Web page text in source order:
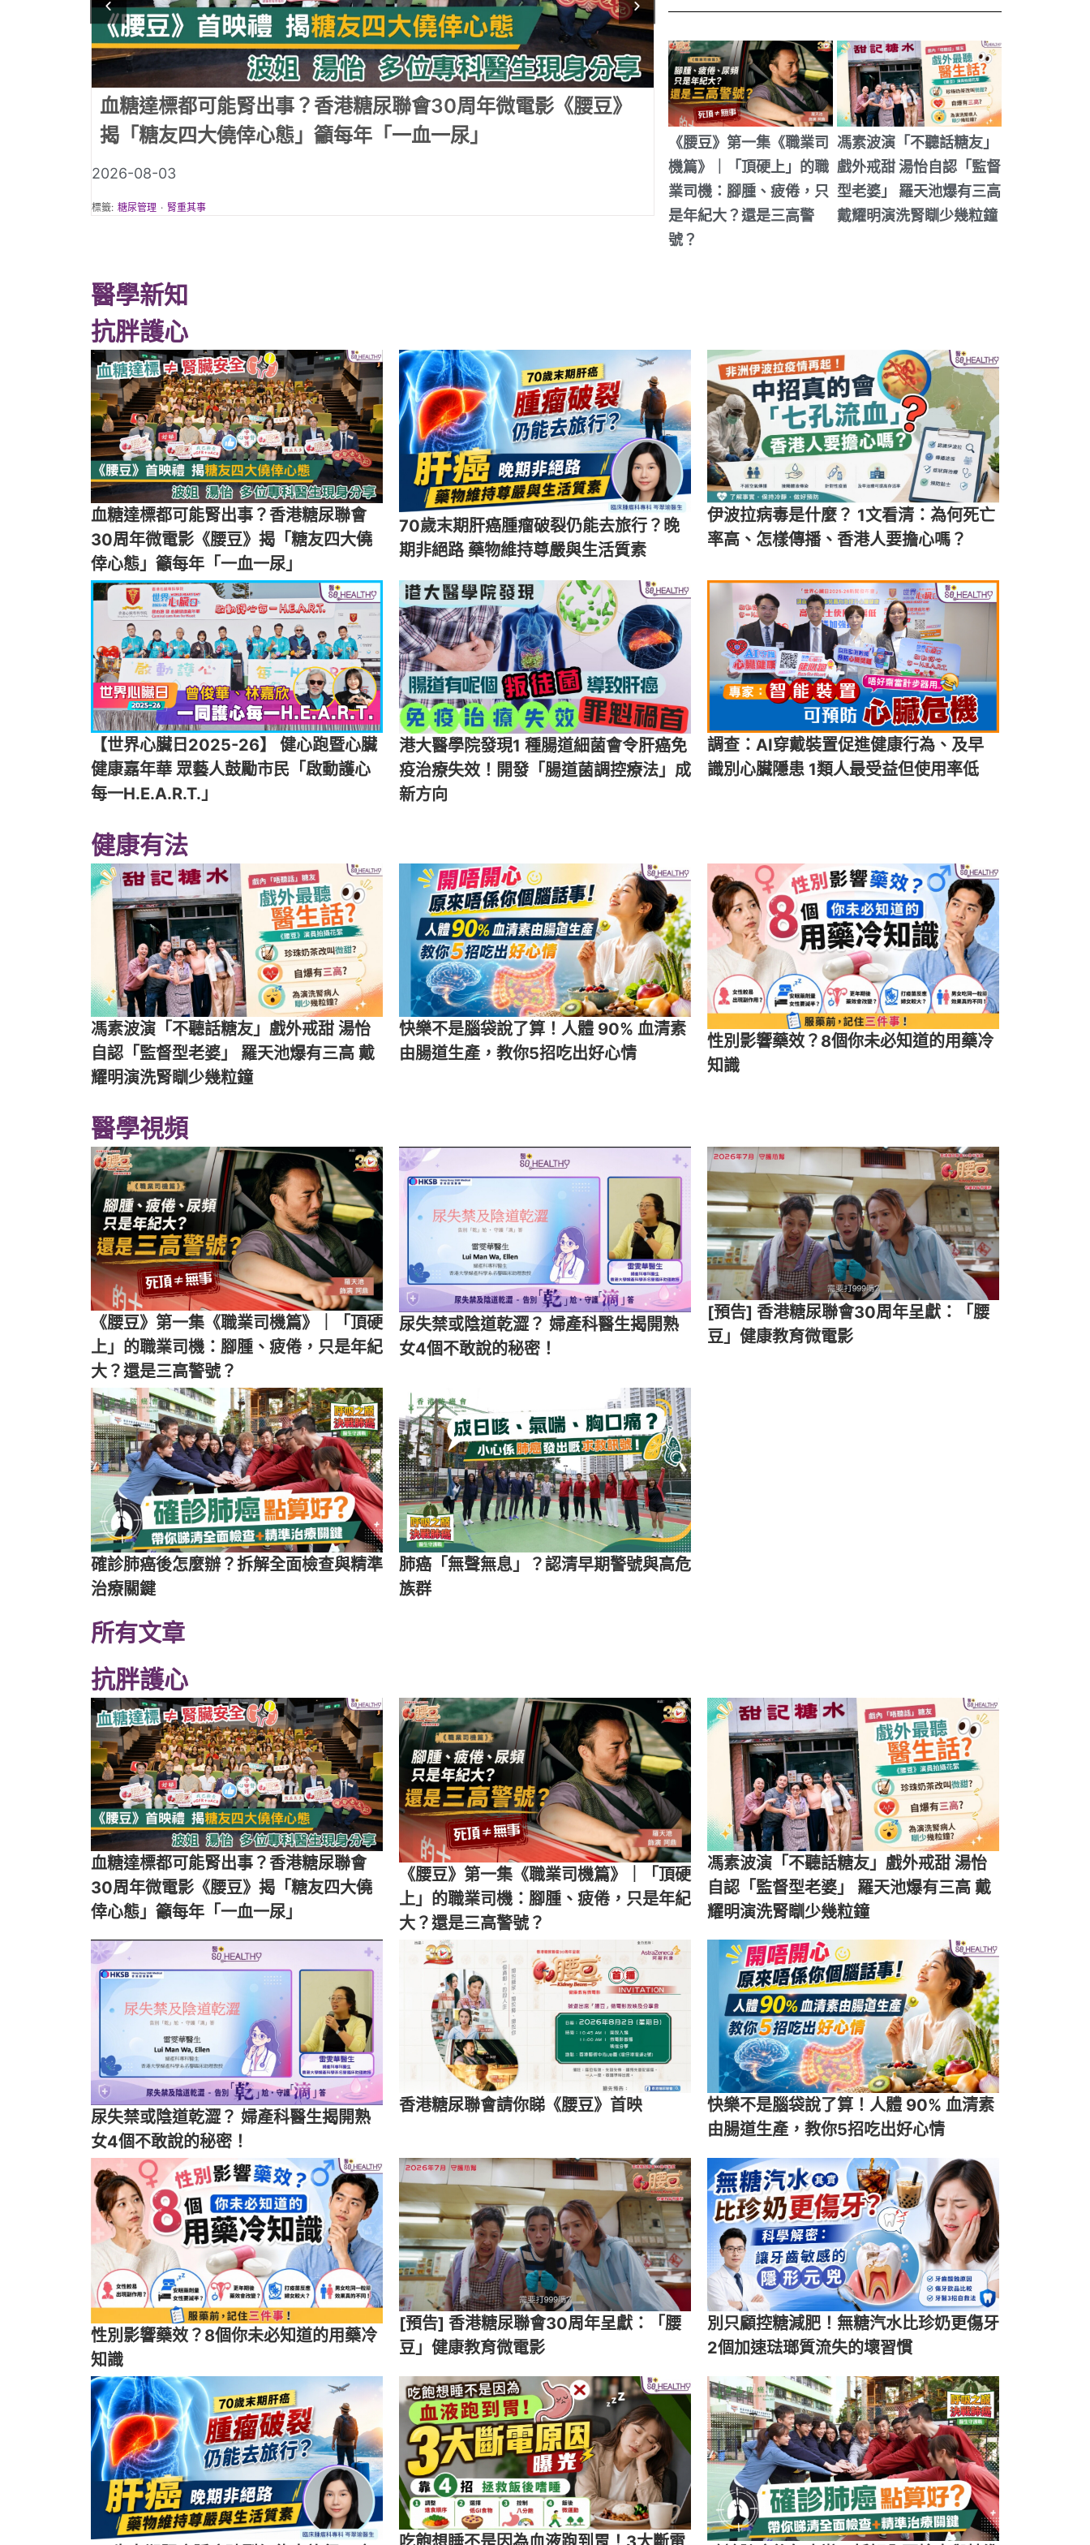
電影《腰豆》
《腰豆》第一集《職業司機篇》｜「頂硬上」的職業司機：腳
腫、疲倦，只是年紀大？還是三高警號？
馮素波演「不聽話糖
天池爆有三高 戴耀明
2026-07-31
標籤: 糖尿管理 · 腎重其事
《腰豆》第一集《職業司
機篇》｜「頂硬上」的職
業司機：腳腫、疲倦，只
是年紀大？還是三高警
號？
馮素波演「不聽話糖友」
戲外戒甜 湯怡自認「監督
型老婆」 羅天池爆有三高
戴耀明演洗腎瞓少幾粒鐘
醫學新知
抗胖護心
血糖達標都可能腎出事？香港糖尿聯會
30周年微電影《腰豆》揭「糖友四大僥
倖心態」籲每年「一血一尿」
70歲末期肝癌腫瘤破裂仍能去旅行？晚
期非絕路 藥物維持尊嚴與生活質素
伊波拉病毒是什麼？ 1文看清：為何死亡
率高、怎樣傳播、香港人要擔心嗎？
【世界心臟日2025-26】 健心跑暨心臟
健康嘉年華 眾藝人鼓勵市民「啟動護心
每一H.E.A.R.T.」
港大醫學院發現1 種腸道細菌會令肝癌免
疫治療失效！開發「腸道菌調控療法」成
新方向
調查：AI穿戴裝置促進健康行為、及早
識別心臟隱患 1類人最受益但使用率低
健康有法
馮素波演「不聽話糖友」戲外戒甜 湯怡
自認「監督型老婆」 羅天池爆有三高 戴
耀明演洗腎瞓少幾粒鐘
快樂不是腦袋說了算！人體 90% 血清素
由腸道生產，教你5招吃出好心情
性別影響藥效？8個你未必知道的用藥冷
知識
醫學視頻
《腰豆》第一集《職業司機篇》｜「頂硬
上」的職業司機：腳腫、疲倦，只是年紀
大？還是三高警號？
尿失禁或陰道乾澀？ 婦產科醫生揭開熟
女4個不敢說的秘密！
[預告] 香港糖尿聯會30周年呈獻：「腰
豆」健康教育微電影
確診肺癌後怎麼辦？拆解全面檢查與精準
治療關鍵
肺癌「無聲無息」？認清早期警號與高危
族群
所有文章
抗胖護心
血糖達標都可能腎出事？香港糖尿聯會
30周年微電影《腰豆》揭「糖友四大僥
倖心態」籲每年「一血一尿」
《腰豆》第一集《職業司機篇》｜「頂硬
上」的職業司機：腳腫、疲倦，只是年紀
大？還是三高警號？
馮素波演「不聽話糖友」戲外戒甜 湯怡
自認「監督型老婆」 羅天池爆有三高 戴
耀明演洗腎瞓少幾粒鐘
尿失禁或陰道乾澀？ 婦產科醫生揭開熟
女4個不敢說的秘密！
香港糖尿聯會請你睇《腰豆》首映
快樂不是腦袋說了算！人體 90% 血清素
由腸道生產，教你5招吃出好心情
性別影響藥效？8個你未必知道的用藥冷
知識
[預告] 香港糖尿聯會30周年呈獻：「腰
豆」健康教育微電影
別只顧控糖減肥！無糖汽水比珍奶更傷牙
2個加速琺瑯質流失的壞習慣